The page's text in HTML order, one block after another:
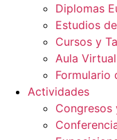
Diplomas
Estudios
Cursos y
Aula Virtual
Formulario
Actividades
Congresos